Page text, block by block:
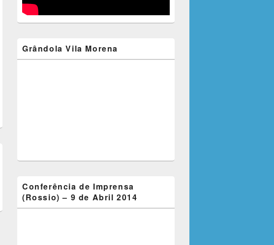
Grândola Vila Morena
Conferência de Imprensa
(Rossio) – 9 de Abril 2014